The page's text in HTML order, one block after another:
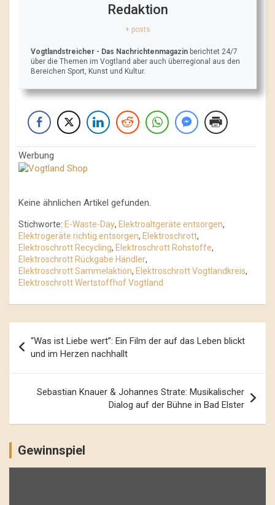
Redaktion
+ posts
Vogtlandstreicher - Das Nachrichtenmagazin berichtet 24/7
über die Themen im Vogtland aber auch überregional aus den
Bereichen Sport, Kunst und Kultur.
Werbung
Keine ähnlichen Artikel gefunden.
Stichworte: E-Waste-Day, Elektroaltgeräte entsorgen,
Elektrogeräte richtig entsorgen, Elektroschrott,
Elektroschrott Recycling, Elektroschrott Rohstoffe,
Elektroschrott Rückgabe Händler,
Elektroschrott Sammelaktion, Elektroschrott Vogtlandkreis,
Elektroschrott Wertstoffhof Vogtland
Navigation
“Was ist Liebe wert”: Ein Film der auf das Leben blickt
und im Herzen nachhallt
Sebastian Knauer & Johannes Strate: Musikalischer
Dialog auf der Bühne in Bad Elster
Gewinnspiel